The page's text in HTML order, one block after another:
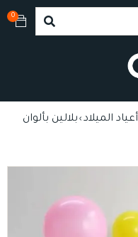
0
أعياد الميلاد › بلالين بألوان